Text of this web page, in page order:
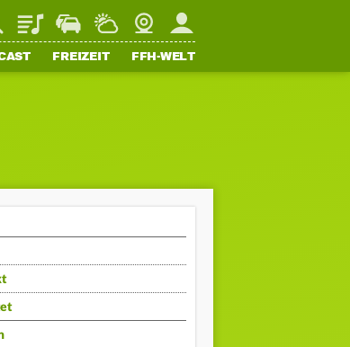
PlaylistStaupilotWetterWebcamMein FFH
FREIZEIT FFH-WELT